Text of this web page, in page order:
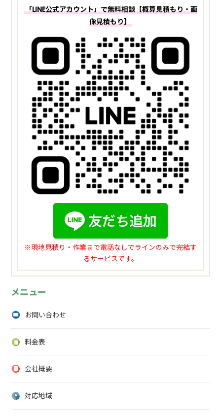
「LINE公式アカウント」で無料相談【概算見積もり・画
像見積もり】
※現地見積り・作業まで電話なしでラインのみで完結す
るサービスです。
メニュー
お問い合わせ
料金表
会社概要
対応地域